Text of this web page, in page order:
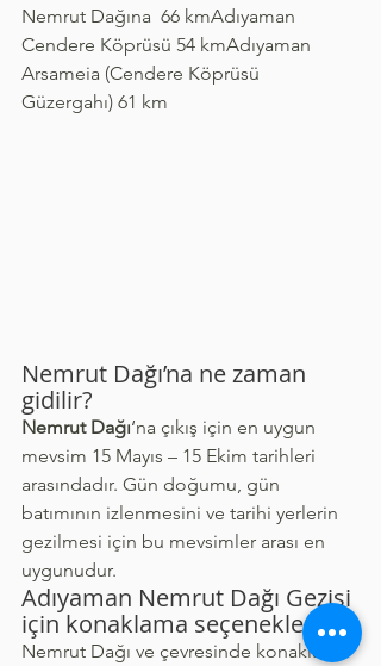
Nemrut Dağına  66 kmAdıyaman
Cendere Köprüsü 54 kmAdıyaman
Arsameia (Cendere Köprüsü
Güzergahı) 61 km
Nemrut Dağı’na ne zaman
gidilir?
Nemrut Dağı‘na çıkış için en uygun
mevsim 15 Mayıs – 15 Ekim tarihleri
arasındadır. Gün doğumu, gün
batımının izlenmesini ve tarihi yerlerin
gezilmesi için bu mevsimler arası en
uygunudur.
Adıyaman Nemrut Dağı Gezisi
için konaklama seçenekleri
Nemrut Dağı ve çevresinde konaklama